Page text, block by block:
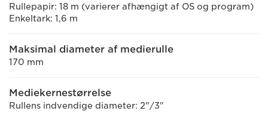
Rullepapir: 18 m (varierer afhængigt af OS og program)
Enkeltark: 1,6 m
Maksimal diameter af medierulle
170 mm
Mediekernestørrelse
Rullens indvendige diameter: 2"/3"